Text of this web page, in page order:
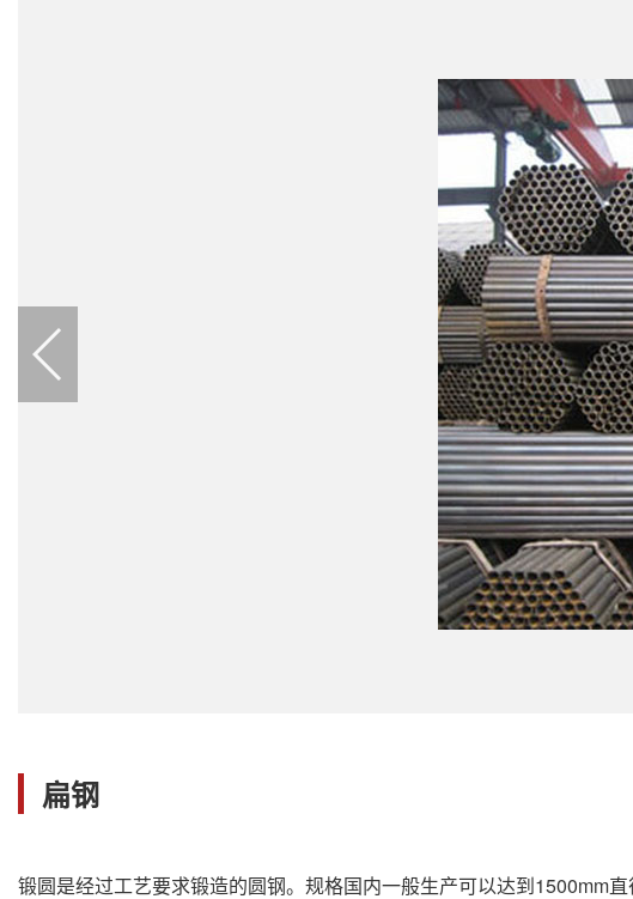
扁钢
锻圆是经过工艺要求锻造的圆钢。规格国内一般生产可以达到1500mm